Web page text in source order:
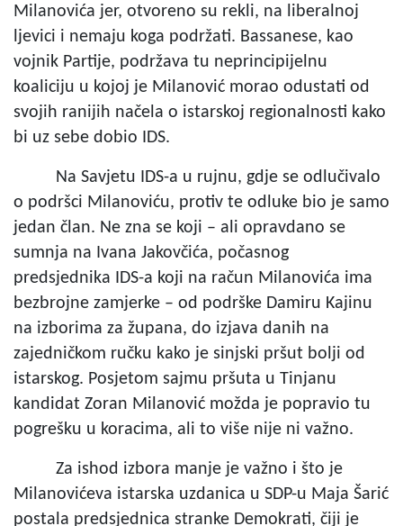
Milanovića jer, otvoreno su rekli, na liberalnoj
ljevici i nemaju koga podržati. Bassanese, kao
vojnik Partije, podržava tu neprincipijelnu
koaliciju u kojoj je Milanović morao odustati od
svojih ranijih načela o istarskoj regionalnosti kako
bi uz sebe dobio IDS.
Na Savjetu IDS-a u rujnu, gdje se odlučivalo
o podršci Milanoviću, protiv te odluke bio je samo
jedan član. Ne zna se koji – ali opravdano se
sumnja na Ivana Jakovčića, počasnog
predsjednika IDS-a koji na račun Milanovića ima
bezbrojne zamjerke – od podrške Damiru Kajinu
na izborima za župana, do izjava danih na
zajedničkom ručku kako je sinjski pršut bolji od
istarskog. Posjetom sajmu pršuta u Tinjanu
kandidat Zoran Milanović možda je popravio tu
pogrešku u koracima, ali to više nije ni važno.
Za ishod izbora manje je važno i što je
Milanovićeva istarska uzdanica u SDP-u Maja Šarić
postala predsjednica stranke Demokrati, čiji je